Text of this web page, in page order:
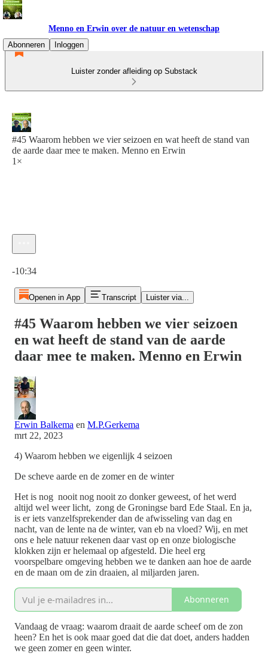
Menno en Erwin over de natuur en wetenschap
Abonneren
Inloggen
Luister zonder afleiding op Substack
#45 Waarom hebben we vier seizoen en wat heeft de stand van
de aarde daar mee te maken. Menno en Erwin
1×
-10:34
Openen in App Transcript Luister via...
#45 Waarom hebben we vier seizoen
en wat heeft de stand van de aarde
daar mee te maken. Menno en Erwin
Erwin Balkema en M.P.Gerkema
mrt 22, 2023
4) Waarom hebben we eigenlijk 4 seizoen
De scheve aarde en de zomer en de winter
Het is nog nooit nog nooit zo donker geweest, of het werd
altijd wel weer licht, zong de Groningse bard Ede Staal. En ja,
is er iets vanzelfsprekender dan de afwisseling van dag en
nacht, van de lente na de winter, van eb na vloed? Wij, en met
ons e hele natuur rekenen daar vast op en onze biologische
klokken zijn er helemaal op afgesteld. Die heel erg
voorspelbare omgeving hebben we te danken aan hoe de aarde
en de maan om de zin draaien, al miljarden jaren.
Abonneren
Vandaag de vraag: waarom draait de aarde scheef om de zon
heen? En het is ook maar goed dat die dat doet, anders hadden
we geen zomer en geen winter.